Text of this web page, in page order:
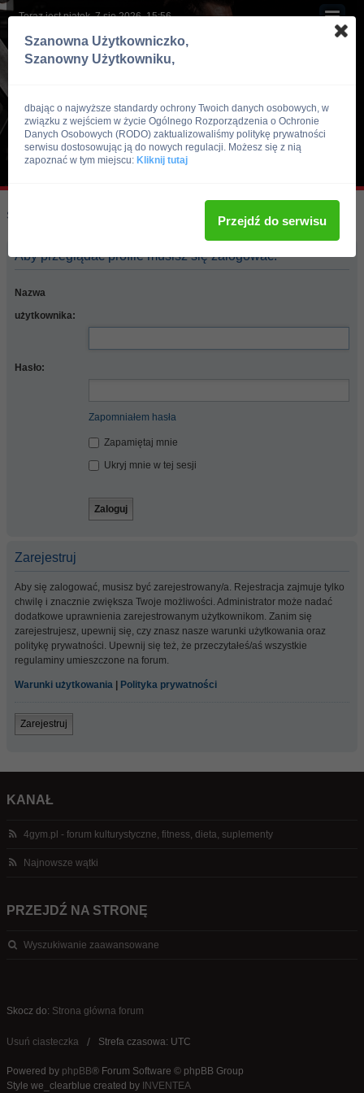
Teraz jest piątek, 7 sie 2026, 15:56
Skocz do:
Aby przeglądać profile musisz się zalogować.
Nazwa
użytkownika:
Hasło:
Zapomniałem hasła
Zapamiętaj mnie
Ukryj mnie w tej sesji
Zarejestruj
Aby się zalogować, musisz być zarejestrowany/a. Rejestracja zajmuje tylko
chwilę i znacznie zwiększa Twoje możliwości. Administrator może nadać
dodatkowe uprawnienia zarejestrowanym użytkownikom. Zanim się
zarejestrujesz, upewnij się, czy znasz nasze warunki użytkowania oraz
politykę prywatności. Upewnij się też, że przeczytałeś/aś wszystkie
regulaminy umieszczone na forum.
Warunki użytkowania Polityka prywatności
Zarejestruj
KANAŁ
4gym.pl - forum kulturystyczne, fitness, dieta, suplementy
Najnowsze wątki
PRZEJDŹ NA STRONĘ
Wyszukiwanie zaawansowane
Skocz do: Strona główna forum
Usuń ciasteczka Strefa czasowa: UTC
Powered by phpBB® Forum Software © phpBB Group
Style we_clearblue created by INVENTEA
Szanowna Użytkowniczko,
Szanowny Użytkowniku,
dbając o najwyższe standardy ochrony Twoich danych osobowych, w
związku z wejściem w życie Ogólnego Rozporządzenia o Ochronie
Danych Osobowych (RODO) zaktualizowaliśmy politykę prywatności
serwisu dostosowując ją do nowych regulacji. Możesz się z nią
zapoznać w tym miejscu: Kliknij tutaj
Przejdź do serwisu